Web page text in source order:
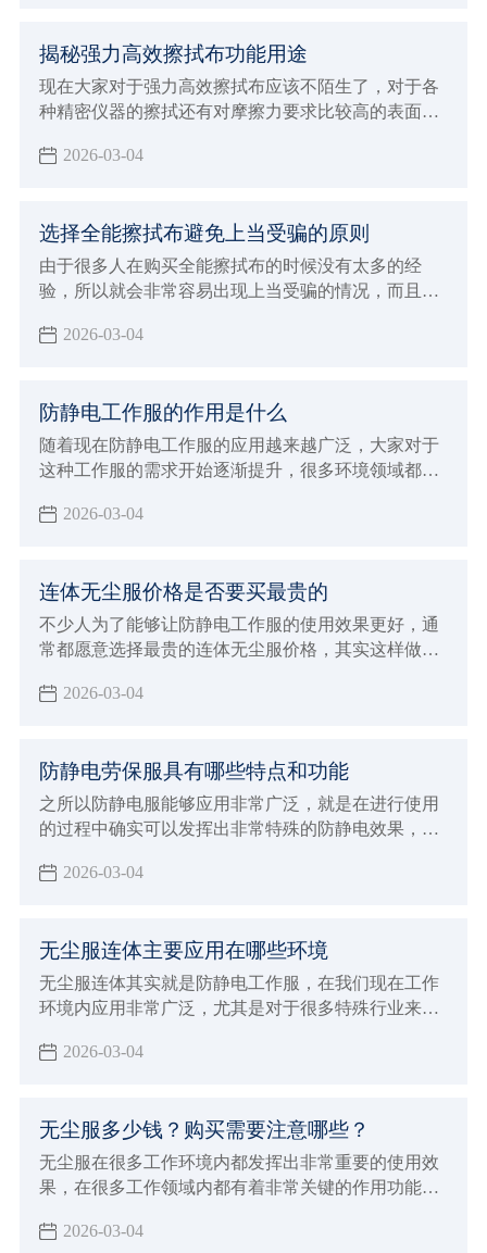
发展才会更有竞争优势，由于现在生产光学擦拭布的
厂家越来越多，建议大家必须要保证生产质量，才能
够让自己未来的发展得到促进。
揭秘强力高效擦拭布功能用途
现在大家对于强力高效擦拭布应该不陌生了，对于各
种精密仪器的擦拭还有对摩擦力要求比较高的表面擦
磨损和划痕，自然就可以让清洁的效果更加彻底
2026-03-04
选择全能擦拭布避免上当受骗的原则
由于很多人在购买全能擦拭布的时候没有太多的经
验，所以就会非常容易出现上当受骗的情况，而且现
牌也开始层出不穷，所以规格型号那边也开始更加多
介绍一下，进行购买全能擦拭布过程中如何避免上当
受骗？该注意哪些非常重要的原则和标准呢。
2026-03-04
防静电工作服的作用是什么
随着现在防静电工作服的应用越来越广泛，大家对于
这种工作服的需求开始逐渐提升，很多环境领域都需
防静电效果，例如生产加工食品以及药品的行业，还
2026-03-04
连体无尘服价格是否要买最贵的
不少人为了能够让防静电工作服的使用效果更好，通
常都愿意选择最贵的连体无尘服价格，其实这样做的
2026-03-04
防静电劳保服具有哪些特点和功能
之所以防静电服能够应用非常广泛，就是在进行使用
的过程中确实可以发挥出非常特殊的防静电效果，对
电劳保服确实也能够给大家带来更好的穿着效果，在
满足各种不同工业环境的生产加工要求，对于应对各
种特殊工作来说会有非常好的保障，在特殊的环境内
避免静电造成严重的影响。
2026-03-04
无尘服连体主要应用在哪些环境
无尘服连体其实就是防静电工作服，在我们现在工作
环境内应用非常广泛，尤其是对于很多特殊行业来说
出灰尘，而且能够达到很好的防静电效果，所以对于
2026-03-04
无尘服多少钱？购买需要注意哪些？
无尘服在很多工作环境内都发挥出非常重要的使用效
果，在很多工作领域内都有着非常关键的作用功能，
2026-03-04